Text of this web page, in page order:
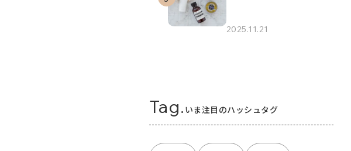
2025.11.21
Tag. いま注目のハッシュタグ